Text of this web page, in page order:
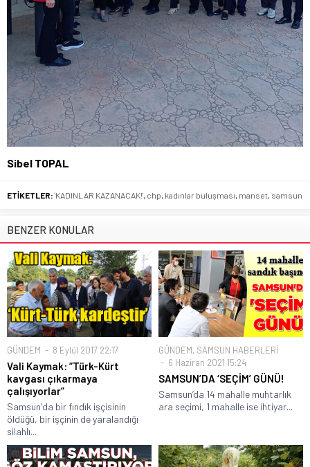
Sibel TOPAL
ETİKETLER: 'KADINLAR KAZANACAK!' chp kadınlar buluşması manset samsun
BENZER KONULAR
GÜNDEM 8 Eylül 2017 22:17
Vali Kaymak: “Türk-Kürt
kavgası çıkarmaya
çalışıyorlar”
Samsun'da bir fındık işçisinin
öldüğü, bir işçinin de yaralandığı
silahlı...
GÜNDEM, SAMSUN HABERLERİ
6 Haziran 2021 15:24
SAMSUN’DA ‘SEÇİM’ GÜNÜ!
Samsun’da 14 mahalle muhtarlık
ara seçimi, 1 mahalle ise ihtiyar...